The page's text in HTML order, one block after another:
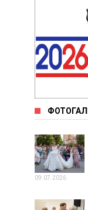
09.07.2026